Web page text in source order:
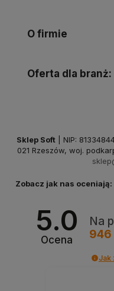
O firmie
Oferta dla branż:
Sklep Soft | NIP:
021 Rzeszów, woj.
Zobacz jak nas oceniają:
5.0
Ocena
Na
946
Jak